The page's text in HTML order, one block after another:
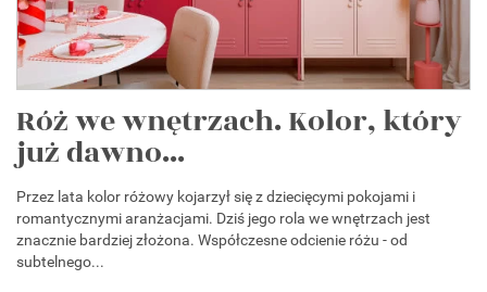
Róż we wnętrzach. Kolor, który
już dawno...
Przez lata kolor różowy kojarzył się z dziecięcymi pokojami i
romantycznymi aranżacjami. Dziś jego rola we wnętrzach jest
znacznie bardziej złożona. Współczesne odcienie różu - od
subtelnego...